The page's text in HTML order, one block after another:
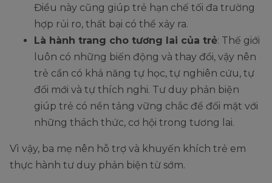
Điều này cũng giúp trẻ hạn chế tối đa trường
hợp rủi ro, thất bại có thể xảy ra.
Là hành trang cho tương lai của trẻ: Thế giới
luôn có những biến động và thay đổi, vậy nên
trẻ cần có khả năng tự học, tự nghiên cứu, tự
đổi mới và tự thích nghi. Tư duy phản biện
giúp trẻ có nền tảng vững chắc để đối mặt với
những thách thức, cơ hội trong tương lai.
Vì vậy, ba mẹ nên hỗ trợ và khuyến khích trẻ em
thực hành tư duy phản biện từ sớm.